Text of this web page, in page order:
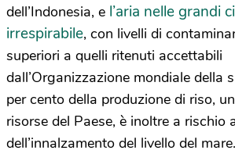
dell’Indonesia, e l’aria nelle grandi
irrespirabile, con livelli di
superiori a quelli ritenuti accettabili
dall’Organizzazione mondiale della
per cento della produzione di riso,
risorse del Paese, è inoltre a rischio
dell’innalzamento del livello del